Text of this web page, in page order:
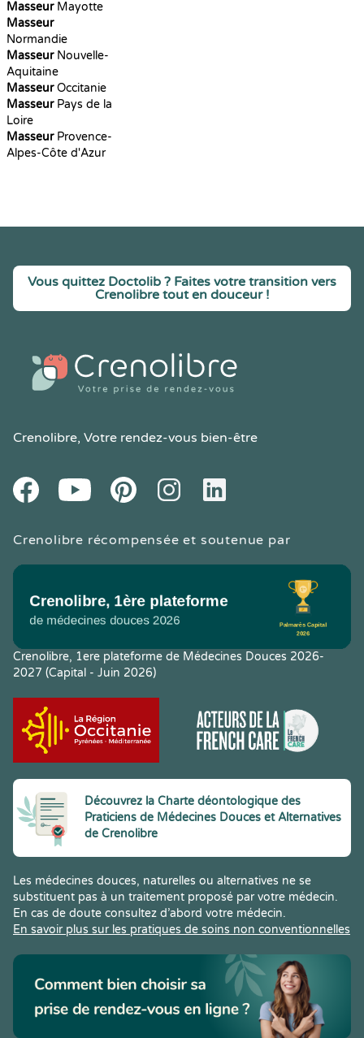
MasseurMayotte
Masseur
Normandie
MasseurNouvelle-
Aquitaine
MasseurOccitanie
MasseurPays de la
Loire
MasseurProvence-
Alpes-Côte d'Azur
Vous quittez Doctolib ? Faites votre transition vers
Crenolibre tout en douceur !
Crenolibre, Votre rendez-vous bien-être
FacebookYoutube PinteresetInstagramLinkedIn
Crenolibre récompensée et soutenue par
Crenolibre, 1ere plateforme de Médecines Douces 2026-
2027 (Capital - Juin 2026)
Découvrez la Charte déontologique des
Praticiens de Médecines Douces et Alternatives
de Crenolibre
Les médecines douces, naturelles ou alternatives ne se
substituent pas à un traitement proposé par votre médecin.
En cas de doute consultez d’abord votre médecin.
En savoir plus sur les pratiques de soins non conventionnelles